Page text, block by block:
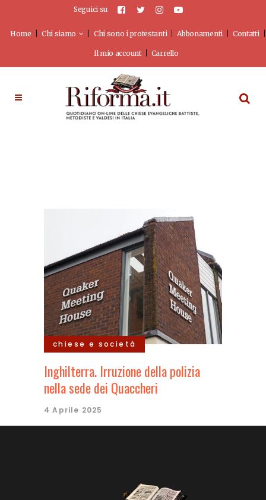
Seguici su
Home Chi siamo Chi sono i protestanti Abbonamenti Contatti
Il mio account Carrello
chiese e società
Inghilterra. Irruzione della polizia
nella sede dei Quaccheri
4 Aprile 2025